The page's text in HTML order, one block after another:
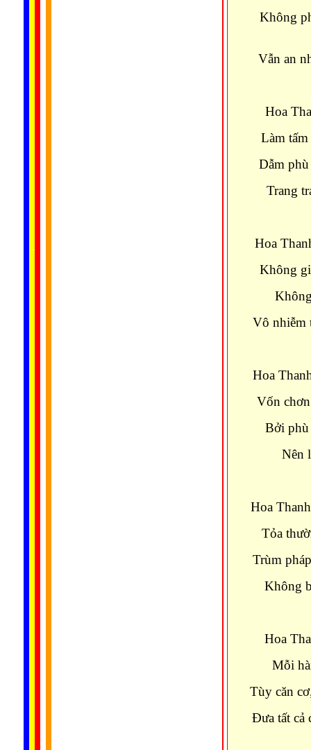
.
Không
Vẫn an
Hoa
Làm
Dẫm
Trang
Hoa
Không
Vô nhiễm
Hoa
Vốn
Bởi phù
Nên
Hoa
Tỏa
Trùm
Không
Hoa
Mỗi
Tùy căn
Đưa tất cả